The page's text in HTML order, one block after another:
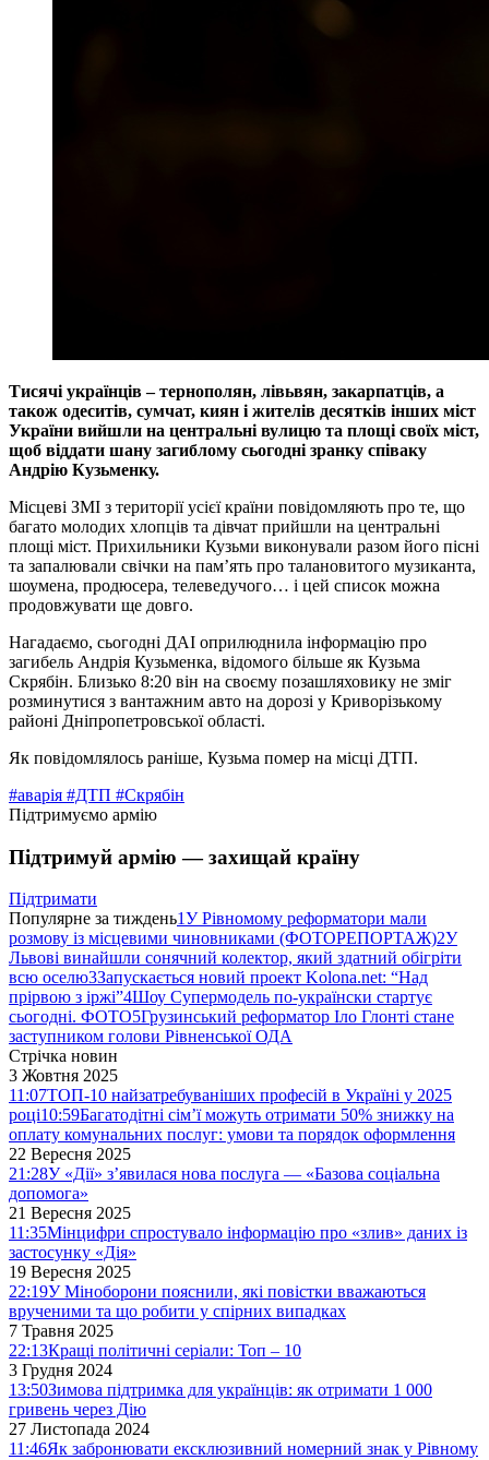
Тисячі українців – тернополян, лівьвян, закарпатців, а
також одеситів, сумчат, киян і жителів десятків інших міст
України вийшли на центральні вулицю та площі своїх міст,
щоб віддати шану загиблому сьогодні зранку співаку
Андрію Кузьменку.
Місцеві ЗМІ з території усієї країни повідомляють про те, що
багато молодих хлопців та дівчат прийшли на центральні
площі міст. Прихильники Кузьми виконували разом його пісні
та запалювали свічки на пам’ять про талановитого музиканта,
шоумена, продюсера, телеведучого… і цей список можна
продовжувати ще довго.
Нагадаємо, сьогодні ДАІ оприлюднила інформацію про
загибель Андрія Кузьменка, відомого більше як Кузьма
Скрябін. Близько 8:20 він на своєму позашляховику не зміг
розминутися з вантажним авто на дорозі у Криворізькому
районі Дніпропетровської області.
Як повідомлялось раніше, Кузьма помер на місці ДТП.
#аварія #ДТП #Скрябін
Підтримуємо армію
Підтримуй армію — захищай країну
Підтримати
Популярне за тиждень1У Рівномому реформатори мали
розмову із місцевими чиновниками (ФОТОРЕПОРТАЖ)2У
Львові винайшли сонячний колектор, який здатний обігріти
всю оселю3Запускається новий проект Kolona.net: “Над
прірвою з іржі”4Шоу Супермодель по-українски стартує
сьогодні. ФОТО5Грузинський реформатор Іло Глонті стане
заступником голови Рівненської ОДА
Стрічка новин
3 Жовтня 2025
11:07ТОП-10 найзатребуваніших професій в Україні у 2025
році10:59Багатодітні сім’ї можуть отримати 50% знижку на
оплату комунальних послуг: умови та порядок оформлення
22 Вересня 2025
21:28У «Дії» з’явилася нова послуга — «Базова соціальна
допомога»
21 Вересня 2025
11:35Мінцифри спростувало інформацію про «злив» даних із
застосунку «Дія»
19 Вересня 2025
22:19У Міноборони пояснили, які повістки вважаються
врученими та що робити у спірних випадках
7 Травня 2025
22:13Кращі політичні серіали: Топ – 10
3 Грудня 2024
13:50Зимова підтримка для українців: як отримати 1 000
гривень через Дію
27 Листопада 2024
11:46Як забронювати ексклюзивний номерний знак у Рівному